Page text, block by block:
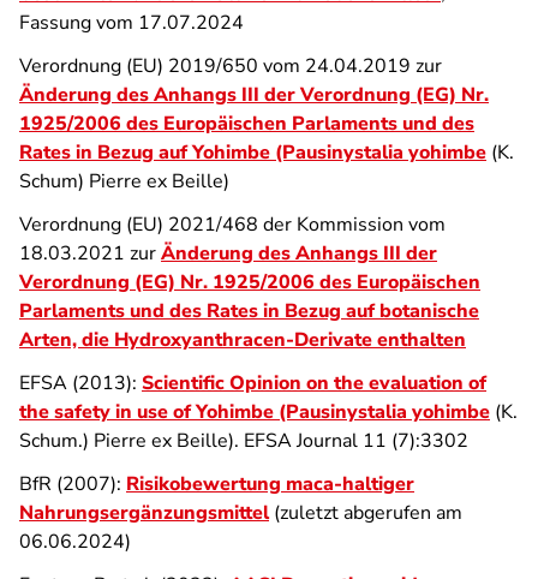
Fassung vom 17.07.2024
Verordnung (EU) 2019/650 vom 24.04.2019 zur
Änderung des Anhangs III der Verordnung (EG) Nr.
1925/2006 des Europäischen Parlaments und des
Rates in Bezug auf Yohimbe (Pausinystalia yohimbe (K.
Schum) Pierre ex Beille)
Verordnung (EU) 2021/468 der Kommission vom
18.03.2021 zurÄnderung des Anhangs III der
Verordnung (EG) Nr. 1925/2006 des Europäischen
Parlaments und des Rates in Bezug auf botanische
Arten, die Hydroxyanthracen-Derivate enthalten
EFSA (2013): Scientific Opinion on the evaluation of
the safety in use of Yohimbe (Pausinystalia yohimbe (K.
Schum.) Pierre ex Beille). EFSA Journal 11 (7):3302
BfR (2007): Risikobewertung maca-haltiger
Nahrungsergänzungsmittel(zuletzt abgerufen am
06.06.2024)